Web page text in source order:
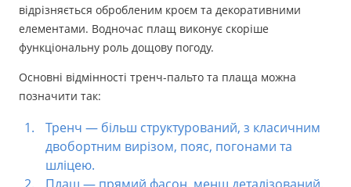
відрізняється обробленим кроєм та декоративними
елементами. Водночас плащ виконує скоріше
функціональну роль дощову погоду.
Основні відмінності тренч-пальто та плаща можна
позначити так:
Тренч — більш структурований, з класичним
двобортним вирізом, пояс, погонами та
шліцею.